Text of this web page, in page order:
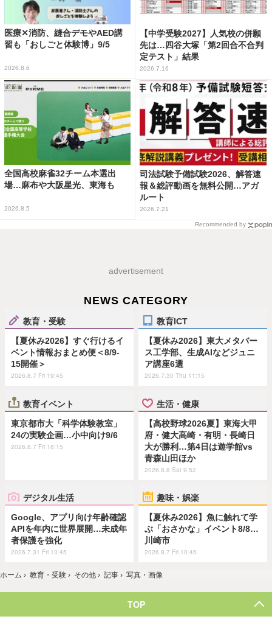
医療✕消防、縫合デモやAED講
習も「おしごと体験博」9/5
2026.8.6
【中学受験2027】人気校の併願
先は…四谷大塚「第2回合不合判
定テスト」結果
2026.7.16
全国高校麻雀32チーム本選出
場…麻布や大阪星光、東海も
2026.8.5
司法試験予備試験2026、解答速
報＆総評動画を無料公開…アガ
ルート
2026.7.21
Recommended by
advertisement
NEWS CATEGORY
教育・受験
【夏休み2026】すぐ行けるイ
ベント情報おまとめ便＜8/9-
15開催＞
2026.8.7 Fri 19:45
教育ICT
【夏休み2026】東大メタバー
ス工学部、生成AIなどジュニ
ア講座6選
2026.7.30 Thu 11:15
教育イベント
東京都市大「科学体験教室」
24の実験企画…小中向け9/6
2026.8.7 Fri 18:15
生活・健康
【高校野球2026夏】東海大甲
府・健大高崎・有明・長崎日
大が勝利…第4日は遊学館vs
青森山田ほか
2026.8.8 Sat 9:52
デジタル生活
Google、アプリ向け年齢確認
APIを年内に世界展開…未成年
者保護を強化
2026.7.31 Fri 13:45
趣味・娯楽
【夏休み2026】魚に触れて学
ぶ「おさかな」イベント8/8…
川崎市
2026.8.7 Fri 10:45
ホーム › 教育・受験 › その他 › 記事 › 写真・画像
TOP